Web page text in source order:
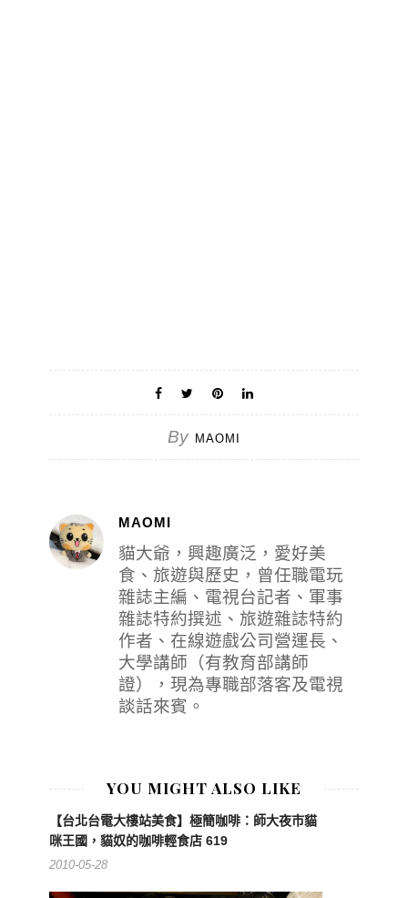
By MAOMI
MAOMI
貓大爺，興趣廣泛，愛好美
食、旅遊與歷史，曾任職電玩
雜誌主編、電視台記者、軍事
雜誌特約撰述、旅遊雜誌特約
作者、在線遊戲公司營運長、
大學講師（有教育部講師
證），現為專職部落客及電視
談話來賓。
YOU MIGHT ALSO LIKE
【台北台電大樓站美食】極簡咖啡：師大夜市貓
咪王國，貓奴的咖啡輕食店 619
2010-05-28